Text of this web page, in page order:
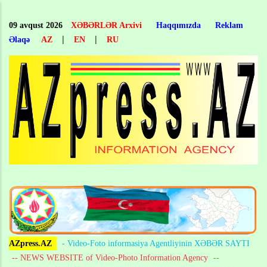
main
content
09 avqust 2026 XƏBƏRLƏR Arxivi Haqqımızda
Reklam
Əlaqə
AZ | EN | RU
AZpress.AZ
- Video-Foto informasiya Agentliyinin XƏBƏR SAYTI
-- NEWS WEBSITE of Video-Photo Information Agency --